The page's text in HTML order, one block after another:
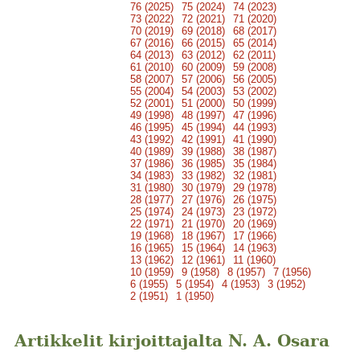
76 (2025) 75 (2024)
74 (2023)
73 (2022)
72 (2021)
71 (2020)
70 (2019)
69 (2018)
68 (2017)
67 (2016)
66 (2015)
65 (2014)
64 (2013)
63 (2012)
62 (2011)
61 (2010)
60 (2009)
59 (2008)
58 (2007)
57 (2006)
56 (2005)
55 (2004)
54 (2003)
53 (2002)
52 (2001)
51 (2000)
50 (1999)
49 (1998)
48 (1997)
47 (1996)
46 (1995)
45 (1994)
44 (1993)
43 (1992)
42 (1991)
41 (1990)
40 (1989)
39 (1988)
38 (1987)
37 (1986)
36 (1985)
35 (1984)
34 (1983)
33 (1982)
32 (1981)
31 (1980)
30 (1979)
29 (1978)
28 (1977)
27 (1976)
26 (1975)
25 (1974)
24 (1973)
23 (1972)
22 (1971)
21 (1970)
20 (1969)
19 (1968)
18 (1967)
17 (1966)
16 (1965)
15 (1964)
14 (1963)
13 (1962)
12 (1961)
11 (1960)
10 (1959)
9 (1958) 8 (1957)
7 (1956)
6 (1955)
5 (1954) 4 (1953)
3 (1952)
2 (1951)
1 (1950)
Artikkelit kirjoittajalta N. A. Osara